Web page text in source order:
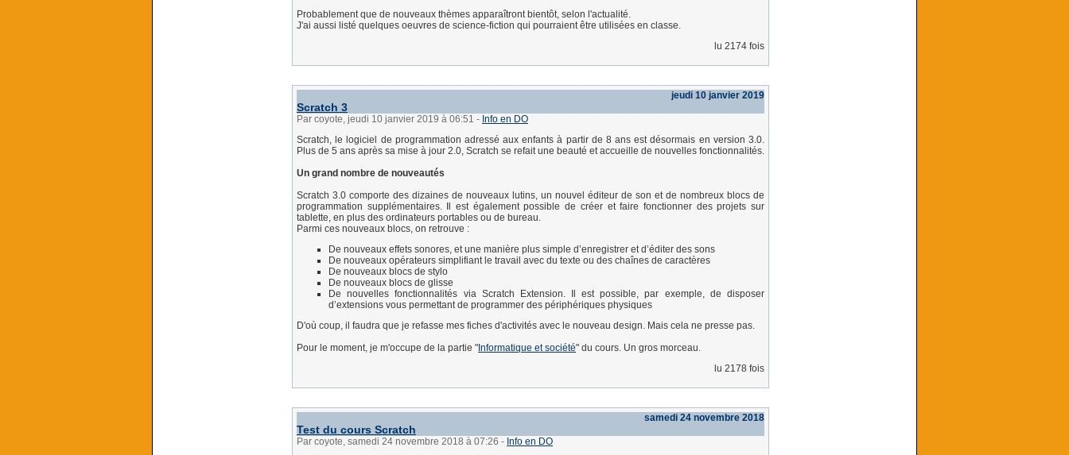
Probablement que de nouveaux thèmes apparaîtront bientôt, selon l'actualité.
J'ai aussi listé quelques oeuvres de science-fiction qui pourraient être utilisées en classe.
lu 2174 fois
jeudi 10 janvier 2019
Scratch 3
Par coyote, jeudi 10 janvier 2019 à 06:51 - Info en DO
Scratch, le logiciel de programmation adressé aux enfants à partir de 8 ans est désormais en version 3.0.
Plus de 5 ans après sa mise à jour 2.0, Scratch se refait une beauté et accueille de nouvelles fonctionnalités.
Un grand nombre de nouveautés
Scratch 3.0 comporte des dizaines de nouveaux lutins, un nouvel éditeur de son et de nombreux blocs de
programmation supplémentaires. Il est également possible de créer et faire fonctionner des projets sur
tablette, en plus des ordinateurs portables ou de bureau.
Parmi ces nouveaux blocs, on retrouve :
De nouveaux effets sonores, et une manière plus simple d’enregistrer et d’éditer des sons
De nouveaux opérateurs simplifiant le travail avec du texte ou des chaînes de caractères
De nouveaux blocs de stylo
De nouveaux blocs de glisse
De nouvelles fonctionnalités via Scratch Extension. Il est possible, par exemple, de disposer
d’extensions vous permettant de programmer des périphériques physiques
D'où coup, il faudra que je refasse mes fiches d'activités avec le nouveau design. Mais cela ne presse pas.
Pour le moment, je m'occupe de la partie " Informatique et société" du cours. Un gros morceau.
lu 2178 fois
samedi 24 novembre 2018
Test du cours Scratch
Par coyote, samedi 24 novembre 2018 à 07:26 - Info en DO